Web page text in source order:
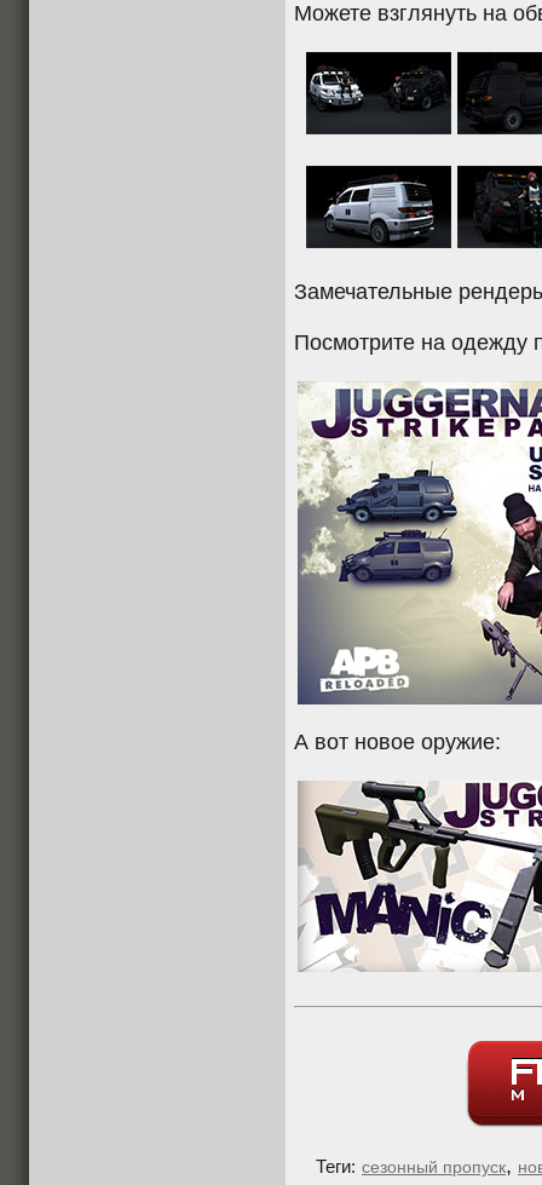
Можете взглянуть на
Замечательные
Посмотрите на одежду
А вот новое оружие:
Теги: сезонный пропуск,